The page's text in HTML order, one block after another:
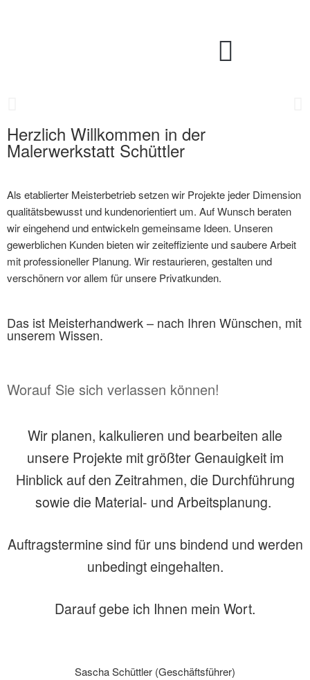
Fassadengestaltung
... mehr
Herzlich Willkommen in der
Malerwerkstatt Schüttler
Als etablierter Meisterbetrieb setzen wir Projekte jeder Dimension
qualitätsbewusst und kundenorientiert um. Auf Wunsch beraten
wir eingehend und entwickeln gemeinsame Ideen. Unseren
gewerblichen Kunden bieten wir zeiteffiziente und saubere Arbeit
mit professioneller Planung. Wir restaurieren, gestalten und
verschönern vor allem für unsere Privatkunden.
Das ist Meisterhandwerk – nach Ihren Wünschen, mit
unserem Wissen.
Worauf Sie sich verlassen können!
Wir planen, kalkulieren und bearbeiten alle
unsere Projekte mit größter Genauigkeit im
Hinblick auf den Zeitrahmen, die Durchführung
sowie die Material- und Arbeitsplanung.
Auftragstermine sind für uns bindend und werden
unbedingt eingehalten.
Darauf gebe ich Ihnen mein Wort.
Sascha Schüttler (Geschäftsführer)